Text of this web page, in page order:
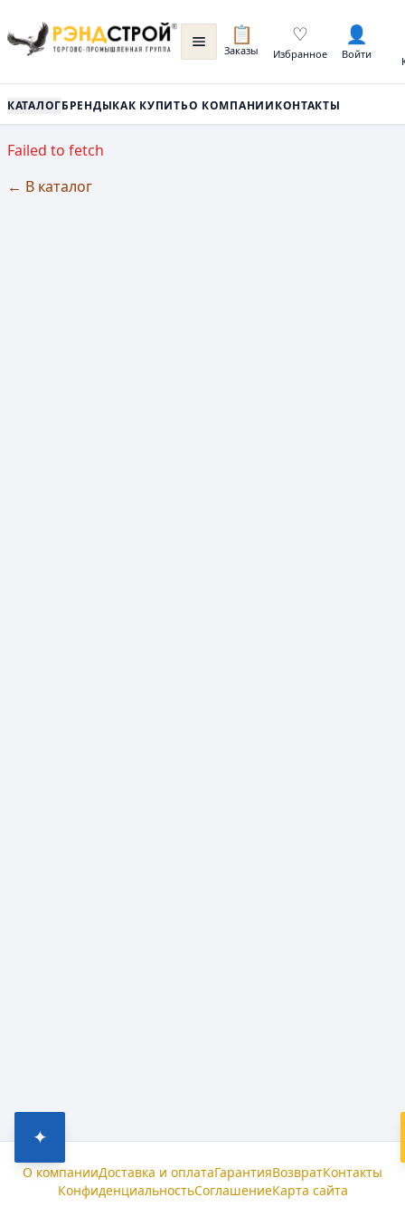
📋
Заказы
♡
Избранное
👤
Войти
КАТАЛОГБРЕНДЫКАК КУПИТЬО КОМПАНИИКОНТАКТЫ
Failed to fetch
← В каталог
✦
О компанииДоставка и оплатаГарантияВозвратКонтакты
КонфиденциальностьСоглашениеКарта сайта